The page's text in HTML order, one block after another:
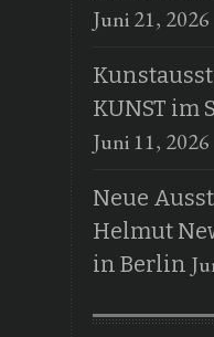
Juni 21, 2026
KUNST im
Juni 11, 2026
Neue
Helmut
in Berlin